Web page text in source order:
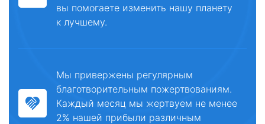
вы помогаете изменить нашу планету
к лучшему.
Мы привержены регулярным
благотворительным пожертвованиям.
Каждый месяц мы жертвуем не менее
2% нашей прибыли различным